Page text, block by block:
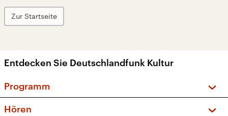
Zur Startseite
Entdecken Sie Deutschlandfunk Kultur
Programm
Hören